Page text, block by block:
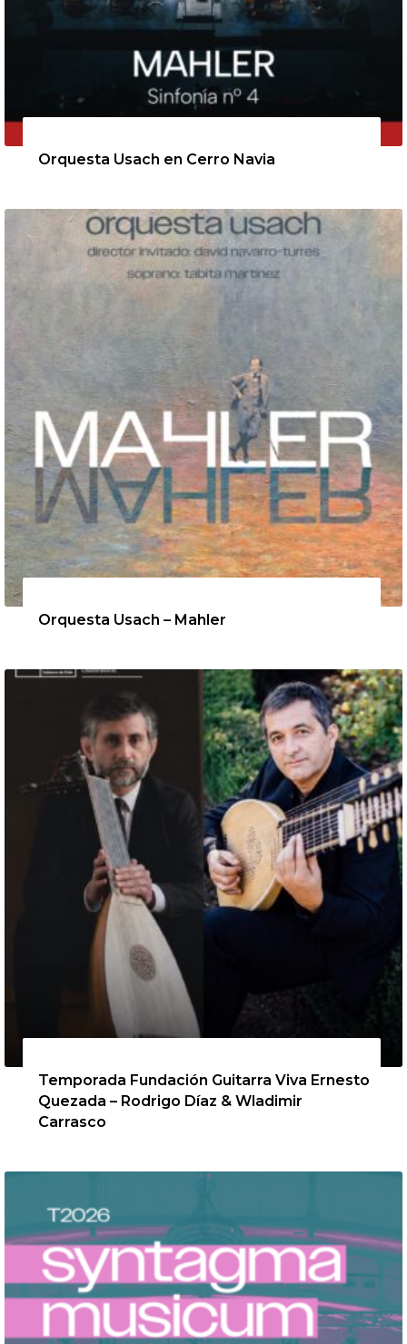
Orquesta Usach en Cerro Navia
Orquesta Usach – Mahler
Temporada Fundación Guitarra Viva Ernesto
Quezada – Rodrigo Díaz & Wladimir
Carrasco